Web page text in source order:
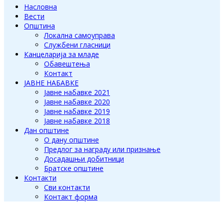
Насловна
Вести
Општина
Локална самоуправа
Службени гласници
Канцеларија за младе
Обавештења
Контакт
ЈАВНЕ НАБАВКЕ
Јавне набавке 2021
Јавне набавке 2020
Јавне набавке 2019
Јавне набавке 2018
Дан општине
О дану општине
Предлог за награду или признање
Досадашњи добитници
Братске општине
Контакти
Сви контакти
Контакт форма